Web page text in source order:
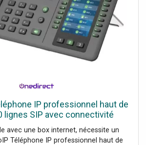
IP professionnel haut de
lignes SIP avec connectivité
Bluetooth et WiFi
avec une box internet, nécessite un
Téléphone IP professionnel haut de